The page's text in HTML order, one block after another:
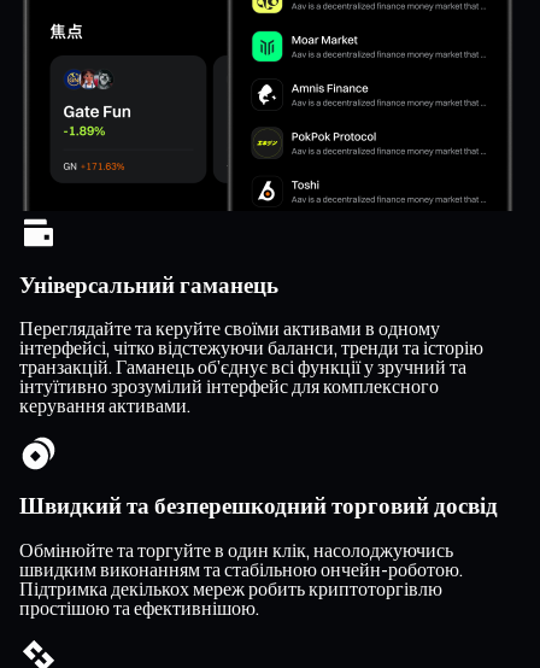
Універсальний гаманець
Переглядайте та керуйте своїми активами в одному
інтерфейсі, чітко відстежуючи баланси, тренди та історію
транзакцій. Гаманець об’єднує всі функції у зручний та
інтуїтивно зрозумілий інтерфейс для комплексного
керування активами.
Швидкий та безперешкодний торговий досвід
Обмінюйте та торгуйте в один клік, насолоджуючись
швидким виконанням та стабільною ончейн-роботою.
Підтримка декількох мереж робить криптоторгівлю
простішою та ефективнішою.